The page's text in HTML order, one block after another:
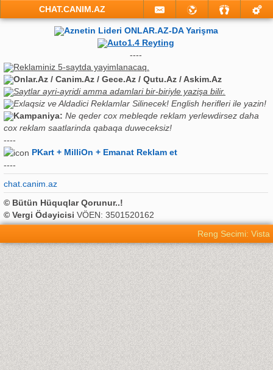
CHAT.CANIM.AZ
Aznetin Lideri ONLAR.AZ-DA Yarişma
Auto1.4 Reyting
----
Reklaminiz 5-saytda yayimlanacaq.
Onlar.Az / Canim.Az / Gece.Az / Qutu.Az / Askim.Az
Saytlar ayri-ayridi amma adamlari bir-biriyle yazişa bilir.
Exlaqsiz ve Aldadici Reklamlar Silinecek! English herifleri ile yazin!
Kampaniya: Ne qeder cox mebleqde reklam yerlewdirsez daha
cox reklam saatlarinda qabaqa duweceksiz!
----
PKart + MilliOn + Emanat Reklam et
----
chat.canim.az
© Bütün Hüquqlar Qorunur..!
© Vergi Ödəyicisi VÖEN: 3501520162
Reng Secimi: Vista